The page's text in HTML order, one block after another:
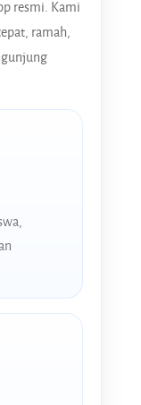
resmi. Kami
ramah,